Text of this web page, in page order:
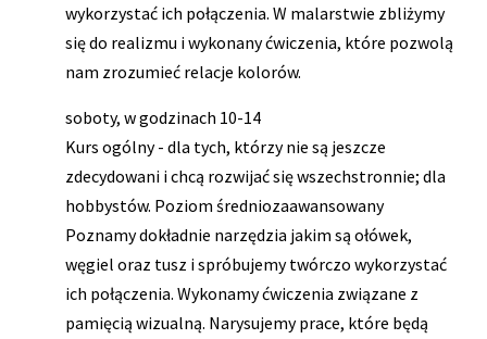
wykorzystać ich połączenia. W malarstwie zbliżymy
się do realizmu i wykonany ćwiczenia, które pozwolą
nam zrozumieć relacje kolorów.
soboty, w godzinach 10-14
Kurs ogólny - dla tych, którzy nie są jeszcze
zdecydowani i chcą rozwijać się wszechstronnie; dla
hobbystów. Poziom średniozaawansowany
Poznamy dokładnie narzędzia jakim są ołówek,
węgiel oraz tusz i spróbujemy twórczo wykorzystać
ich połączenia. Wykonamy ćwiczenia związane z
pamięcią wizualną. Narysujemy prace, które będą